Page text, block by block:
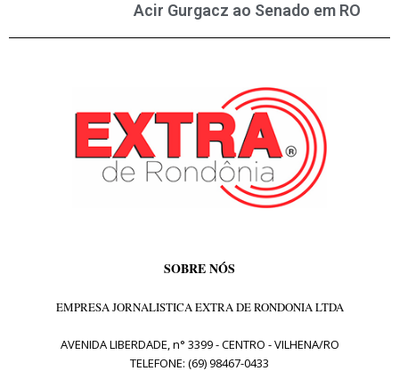
Acir Gurgacz ao Senado em RO
SOBRE NÓS
EMPRESA JORNALISTICA EXTRA DE RONDONIA LTDA
AVENIDA LIBERDADE, n° 3399 - CENTRO - VILHENA/RO
TELEFONE: (69) 98467-0433